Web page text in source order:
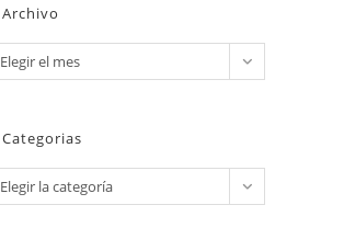
Archivo
Elegir el mes
Categorias
Elegir la categoría